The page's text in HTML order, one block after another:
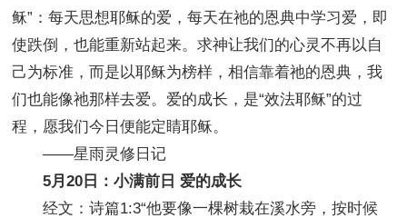
稣”：每天思想耶稣的爱，每天在祂的恩典中学习爱，即
使跌倒，也能重新站起来。求神让我们的心灵不再以自
己为标准，而是以耶稣为榜样，相信靠着祂的恩典，我
们也能像祂那样去爱。爱的成长，是“效法耶稣”的过
程，愿我们今日便能定睛耶稣。
——星雨灵修日记
5月20日：小满前日 爱的成长
经文：诗篇1:3“他要像一棵树栽在溪水旁，按时候